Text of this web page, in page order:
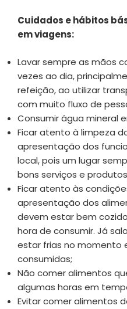
Cuidados e hábitos
em viagens:
Lavar sempre as mãos
vezes ao dia,
refeição, ao utilizar
com muito fluxo de
Consumir água mineral
Ficar atento à limpeza
apresentação dos
local, pois um lugar
bons serviços e
Ficar atento às
apresentação dos
devem estar bem
hora de consumir. Já
estar frias no momento
consumidas;
Não comer alimentos
algumas horas em
Evitar comer alimentos